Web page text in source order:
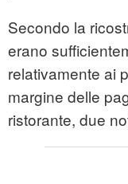
Secondo la
erano
relativamente ai
margine delle
ristorante, due